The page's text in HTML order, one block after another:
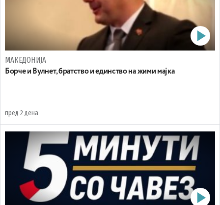
МАКЕДОНИЈА
Борче и Вулнет, братство и единство на жими мајка
пред 2 дена